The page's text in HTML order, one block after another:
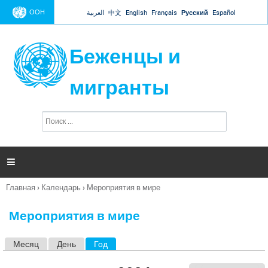
Jump to navigation
ООН العربية 中文 English Français Русский Español
Беженцы и
мигранты
п
и

Вы
Главная › Календарь › Мероприятия в мире
Мероприятия в мире
Месяц День Год